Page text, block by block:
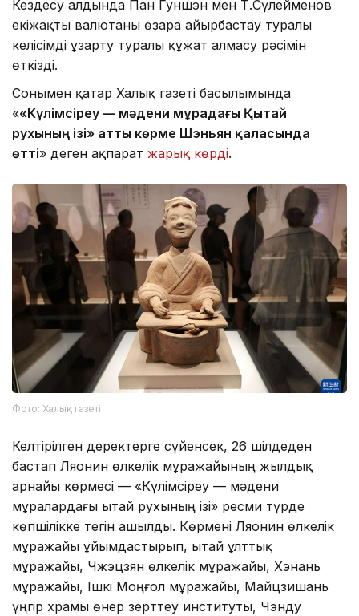
Кездесу алдында Пан Гуншэн мен Т.Сүлейменов
екіжақты валютаны өзара айырбастау туралы
келісімді ұзарту туралы құжат алмасу рәсімін
өткізді.
Сонымен қатар Халық газеті басылымында
««Күлімсіреу — мәдени мұрадағы Қытай
рухының ізі» атты көрме Шэньян қаласында
өтті» деген ақпарат жарық көрді.
Фото: Халық газеті
Келтірілген деректерге сүйенсек, 26 шілдеден
бастап Ляонин өлкелік мұражайының жылдық
арнайы көрмесі — «Күлімсіреу — мәдени
мұралардағы Қытай рухының ізі» ресми түрде
көпшілікке тегін ашылды. Көрмені Ляонин өлкелік
мұражайы ұйымдастырып, Қытай ұлттық
мұражайы, Чжэцзян өлкелік мұражайы, Хэнань
мұражайы, Ішкі Моңғол мұражайы, Майцзишань
үңгір храмы өнер зерттеу институты, Чэнду